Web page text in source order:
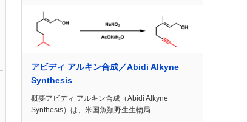
アビディ アルキン合成／Abidi Alkyne
Synthesis
概要アビディ アルキン合成（Abidi Alkyne
Synthesis）は、米国魚類野生生物局…